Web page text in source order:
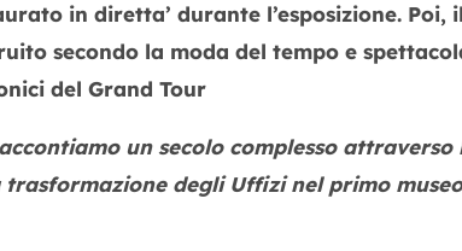
in diretta’ durante l’esposizione. Poi,
secondo la moda del tempo e
del Grand Tour
un secolo complesso
trasformazione degli Uffizi nel primo